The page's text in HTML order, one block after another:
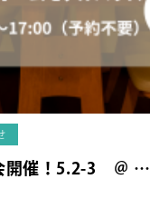
開催！5.2-3 ＠ …